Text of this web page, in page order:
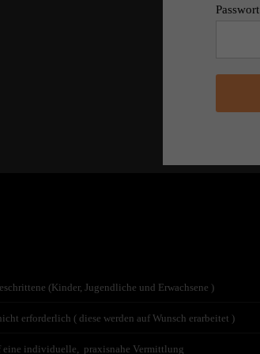
Passwort
(Kinder, Jugendliche und Erwachsene )
erforderlich ( diese werden auf Wunsch erarbeitet )
eine individuelle, praxisnahe Vermittlung